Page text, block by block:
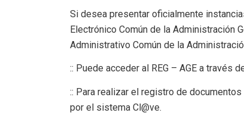
Si desea presentar oficialmente
Electrónico Común de la Administración
Administrativo Común de la
:: Puede acceder al REG – AGE a través
:: Para realizar el registro de
por el sistema Cl@ve.